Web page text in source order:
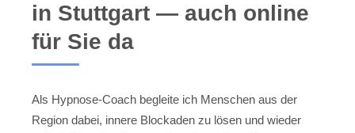
in Stuttgart — auch online
für Sie da
Als Hypnose-Coach begleite ich Menschen aus der
Region dabei, innere Blockaden zu lösen und wieder